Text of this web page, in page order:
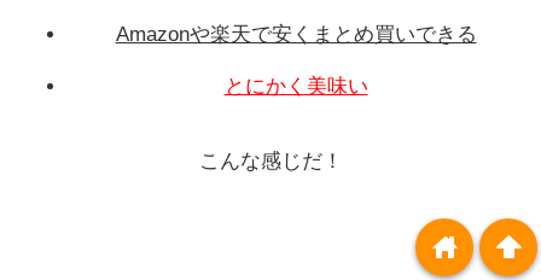
Amazonや楽天で安くまとめ買いできる
とにかく美味い
こんな感じだ！
arrowup
home